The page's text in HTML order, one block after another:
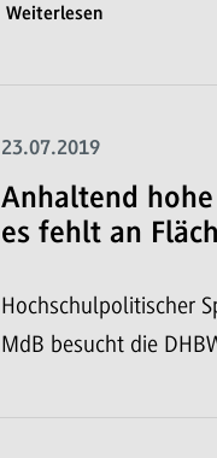
Weiterlesen
23.07.2019
Anhaltend
es fehlt an
Hochschulpolitischer
MdB besucht die